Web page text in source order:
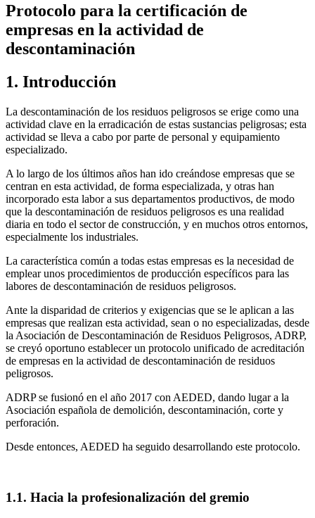
Protocolo para la certificación de
empresas en la actividad de
descontaminación
1. Introducción
La descontaminación de los residuos peligrosos se erige como una
actividad clave en la erradicación de estas sustancias peligrosas; esta
actividad se lleva a cabo por parte de personal y equipamiento
especializado.
A lo largo de los últimos años han ido creándose empresas que se
centran en esta actividad, de forma especializada, y otras han
incorporado esta labor a sus departamentos productivos, de modo
que la descontaminación de residuos peligrosos es una realidad
diaria en todo el sector de construcción, y en muchos otros entornos,
especialmente los industriales.
La característica común a todas estas empresas es la necesidad de
emplear unos procedimientos de producción específicos para las
labores de descontaminación de residuos peligrosos.
Ante la disparidad de criterios y exigencias que se le aplican a las
empresas que realizan esta actividad, sean o no especializadas, desde
la Asociación de Descontaminación de Residuos Peligrosos, ADRP,
se creyó oportuno establecer un protocolo unificado de acreditación
de empresas en la actividad de descontaminación de residuos
peligrosos.
ADRP se fusionó en el año 2017 con AEDED, dando lugar a la
Asociación española de demolición, descontaminación, corte y
perforación.
Desde entonces, AEDED ha seguido desarrollando este protocolo.
1.1. Hacia la profesionalización del gremio